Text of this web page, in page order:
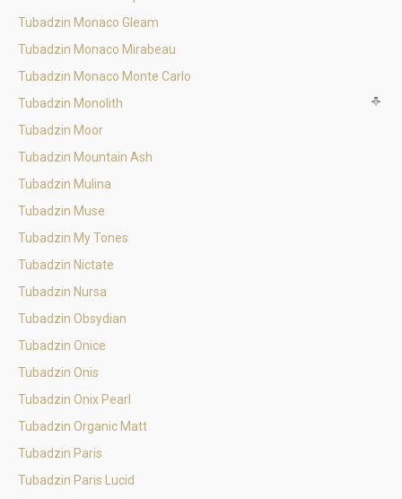
Tubadzin Monaco Gleam
Tubadzin Monaco Mirabeau
Tubadzin Monaco Monte Carlo
Tubadzin Monolith
Tubadzin Moor
Tubadzin Mountain Ash
Tubadzin Mulina
Tubadzin Muse
Tubadzin My Tones
Tubadzin Nictate
Tubadzin Nursa
Tubadzin Obsydian
Tubadzin Onice
Tubadzin Onis
Tubadzin Onix Pearl
Tubadzin Organic Matt
Tubadzin Paris
Tubadzin Paris Lucid